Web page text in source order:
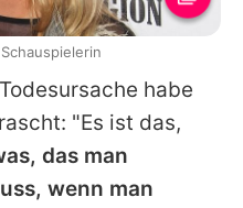
habe
"Es ist das,
das man
wenn man